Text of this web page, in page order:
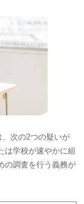
次の2つの疑いが
は学校が速やかに組
の調査を行う義務が